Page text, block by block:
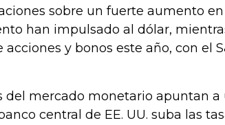
sobre un fuerte aumento
han impulsado al dólar,
acciones y bonos este año, con el
del mercado monetario apuntan a
central de EE. UU. suba las